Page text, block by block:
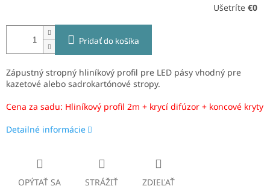
Ušetríte €0
Pridať do košíka
Zápustný stropný hliníkový profil pre LED pásy vhodný pre
kazetové alebo sadrokartónové stropy.
Cena za sadu: Hliníkový profil 2m + krycí difúzor + koncové kryty
Detailné informácie
OPÝTAŤ SA STRÁŽIŤ ZDIEĽAŤ